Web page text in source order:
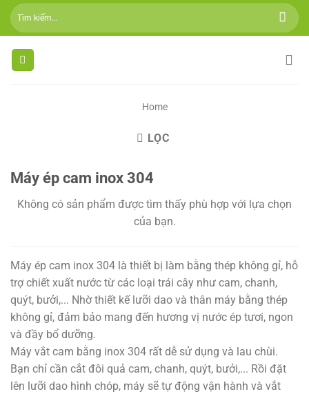
Skip
Tìm
kiếm:
Home
LỌC
Máy ép cam inox 304
Không có sản phẩm được tìm thấy phù hợp với lựa chọn
của bạn.
Máy ép cam inox 304 là thiết bị làm bằng thép không gỉ, hỗ
trợ chiết xuất nước từ các loại trái cây như cam, chanh,
quýt, bưởi,... Nhờ thiết kế lưỡi dao và thân máy bằng thép
không gỉ, đảm bảo mang đến hương vị nước ép tươi, ngon
và đầy bổ dưỡng.
Máy vắt cam bằng inox 304 rất dễ sử dụng và lau chùi.
Bạn chỉ cần cắt đôi quả cam, chanh, quýt, bưởi,... Rồi đặt
lên lưỡi dao hình chóp, máy sẽ tự động vận hành và vắt